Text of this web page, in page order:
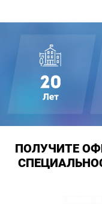
ПОЛУЧИТЕ